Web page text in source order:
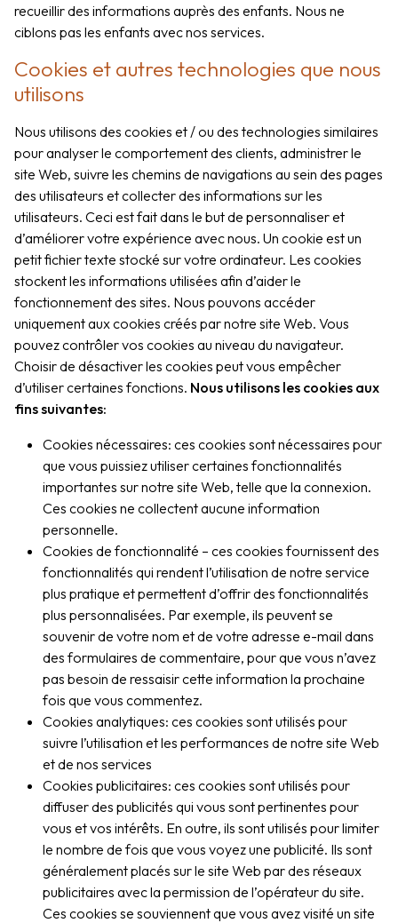
recueillir des informations auprès des enfants. Nous ne
ciblons pas les enfants avec nos services.
Cookies et autres technologies que nous
utilisons
Nous utilisons des cookies et / ou des technologies similaires
pour analyser le comportement des clients, administrer le
site Web, suivre les chemins de navigations au sein des pages
des utilisateurs et collecter des informations sur les
utilisateurs. Ceci est fait dans le but de personnaliser et
d’améliorer votre expérience avec nous. Un cookie est un
petit fichier texte stocké sur votre ordinateur. Les cookies
stockent les informations utilisées afin d’aider le
fonctionnement des sites. Nous pouvons accéder
uniquement aux cookies créés par notre site Web. Vous
pouvez contrôler vos cookies au niveau du navigateur.
Choisir de désactiver les cookies peut vous empêcher
d’utiliser certaines fonctions. Nous utilisons les cookies aux
fins suivantes:
Cookies nécessaires: ces cookies sont nécessaires pour
que vous puissiez utiliser certaines fonctionnalités
importantes sur notre site Web, telle que la connexion.
Ces cookies ne collectent aucune information
personnelle.
Cookies de fonctionnalité – ces cookies fournissent des
fonctionnalités qui rendent l’utilisation de notre service
plus pratique et permettent d’offrir des fonctionnalités
plus personnalisées. Par exemple, ils peuvent se
souvenir de votre nom et de votre adresse e-mail dans
des formulaires de commentaire, pour que vous n’avez
pas besoin de ressaisir cette information la prochaine
fois que vous commentez.
Cookies analytiques: ces cookies sont utilisés pour
suivre l’utilisation et les performances de notre site Web
et de nos services
Cookies publicitaires: ces cookies sont utilisés pour
diffuser des publicités qui vous sont pertinentes pour
vous et vos intérêts. En outre, ils sont utilisés pour limiter
le nombre de fois que vous voyez une publicité. Ils sont
généralement placés sur le site Web par des réseaux
publicitaires avec la permission de l’opérateur du site.
Ces cookies se souviennent que vous avez visité un site